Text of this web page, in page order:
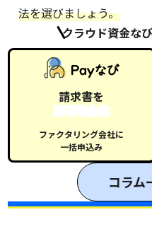
法を選びましょう。
クラウド資金な
請求書を
即日現金化
ファクタリング会社に
一括申込み
コラム